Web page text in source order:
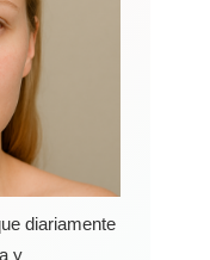
diariamente
y